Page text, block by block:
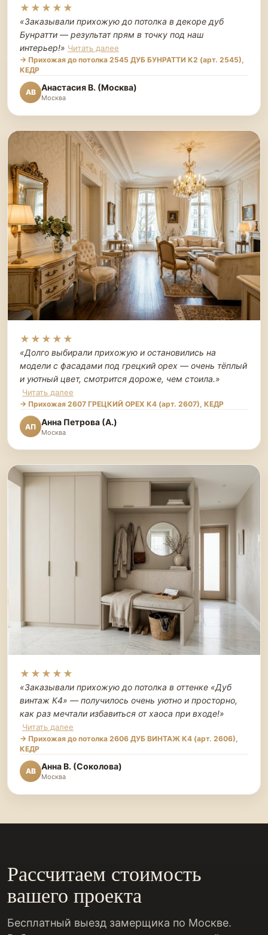
★★★★★
«Заказывали прихожую до потолка в декоре дуб
Бунратти — результат прям в точку под наш
интерьер!» Читать далее
→ Прихожая до потолка 2545 ДУБ БУНРАТТИ К2 (арт. 2545),
КЕДР
АВ Анастасия В. (Москва)
Москва
★★★★★
«Долго выбирали прихожую и остановились на
модели с фасадами под грецкий орех — очень тёплый
и уютный цвет, смотрится дороже, чем стоила.»
Читать далее
→ Прихожая 2607 ГРЕЦКИЙ ОРЕХ К4 (арт. 2607), КЕДР
АП Анна Петрова (А.)
Москва
★★★★★
«Заказывали прихожую до потолка в оттенке «Дуб
винтаж К4» — получилось очень уютно и просторно,
как раз мечтали избавиться от хаоса при входе!»
Читать далее
→ Прихожая до потолка 2606 ДУБ ВИНТАЖ К4 (арт. 2606),
КЕДР
АВ Анна В. (Соколова)
Москва
Рассчитаем стоимость
вашего проекта
Бесплатный выезд замерщика по Москве.